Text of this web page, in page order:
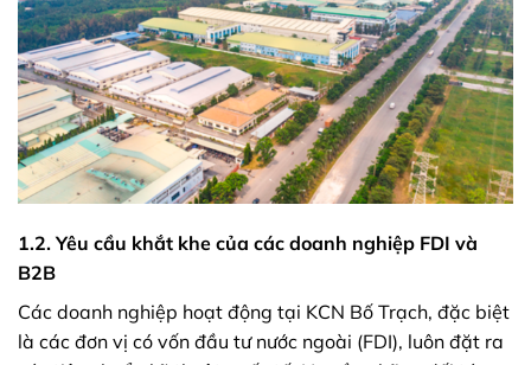
1.2. Yêu cầu khắt khe của các doanh nghiệp FDI và
B2B
Các doanh nghiệp hoạt động tại KCN Bố Trạch, đặc biệt
là các đơn vị có vốn đầu tư nước ngoài (FDI), luôn đặt ra